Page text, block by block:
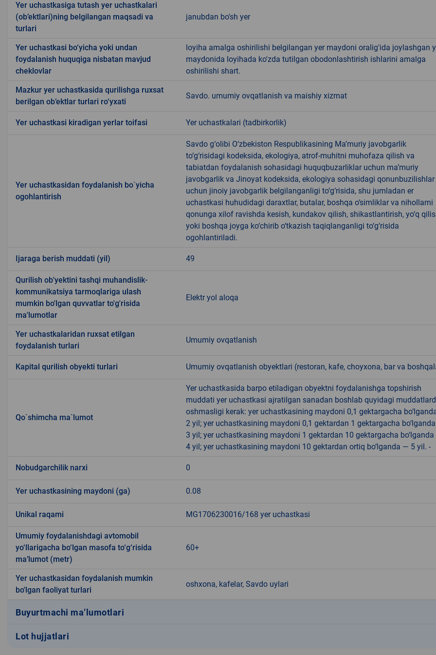
Yer uchastkasiga tutash yer uchastkalari
(ob’ektlari)ning belgilangan maqsadi va
turlari
janubdan bo'sh yer
Yer uchastkasi bo‘yicha yoki undan
foydalanish huquqiga nisbatan mavjud
cheklovlar
loyiha amalga oshirilishi belgilangan yer maydoni oralig'ida joylashgan
maydonida loyihada ko'zda tutilgan obodonlashtirish ishlarini amalga
oshirilishi shart.
Mazkur yer uchastkasida qurilishga ruxsat
berilgan ob’ektlar turlari ro‘yxati
Savdo. umumiy ovqatlanish va maishiy xizmat
Yer uchastkasi kiradigan yerlar toifasi Yer uchastkalari (tadbirkorlik)
Yer uchastkasidan foydalanish bo`yicha
ogohlantirish
Savdo g‘olibi O‘zbekiston Respublikasining Ma’muriy javobgarlik
to‘g‘risidagi kodeksida, ekologiya, atrof-muhitni muhofaza qilish va
tabiatdan foydalanish sohasidagi huquqbuzarliklar uchun ma’muriy
javobgarlik va Jinoyat kodeksida, ekologiya sohasidagi qonunbuzilishlar
uchun jinoiy javobgarlik belgilanganligi to‘g‘risida, shu jumladan er
uchastkasi huhudidagi daraxtlar, butalar, boshqa o‘simliklar va nihollarni
qonunga xilof ravishda kesish, kundakov qilish, shikastlantirish, yo‘q
yoki boshqa joyga ko‘chirib o‘tkazish taqiqlanganligi to‘g‘risida
ogohlantiriladi.
Ijaraga berish muddati (yil) 49
Qurilish ob'yektini tashqi muhandislik-
kommunikatsiya tarmoqlariga ulash
mumkin bo'lgan quvvatlar to'g'risida
ma'lumotlar
Elektr yol aloqa
Yer uchastkalaridan ruxsat etilgan
foydalanish turlari
Umumiy ovqatlanish
Kapital qurilish obyekti turlari Umumiy ovqatlanish obyektlari (restoran, kafe, choyxona, bar va
Qo`shimcha ma`lumot
Yer uchastkasida barpo etiladigan obyektni foydalanishga topshirish
muddati yer uchastkasi ajratilgan sanadan boshlab quyidagi
oshmasligi kerak: yer uchastkasining maydoni 0,1 gektargacha
2 yil; yer uchastkasining maydoni 0,1 gektardan 1 gektargacha
3 yil; yer uchastkasining maydoni 1 gektardan 10 gektargacha
4 yil; yer uchastkasining maydoni 10 gektardan ortiq bo‘lganda — 5 yil. -
Nobudgarchilik narxi 0
Yer uchastkasining maydoni (ga) 0.08
Unikal raqami MG1706230016/168 yer uchastkasi
Umumiy foydalanishdagi avtomobil
yo‘llarigacha bo‘lgan masofa to‘g‘risida
ma’lumot (metr)
60+
Yer uchastkasidan foydalanish mumkin
bo'lgan faoliyat turlari
oshxona, kafelar, Savdo uylari
Buyurtmachi ma’lumotlari
Lot hujjatlari